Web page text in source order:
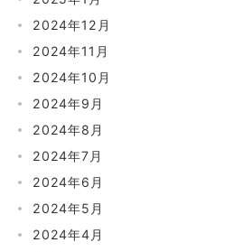
2024年12月
2024年11月
2024年10月
2024年9月
2024年8月
2024年7月
2024年6月
2024年5月
2024年4月